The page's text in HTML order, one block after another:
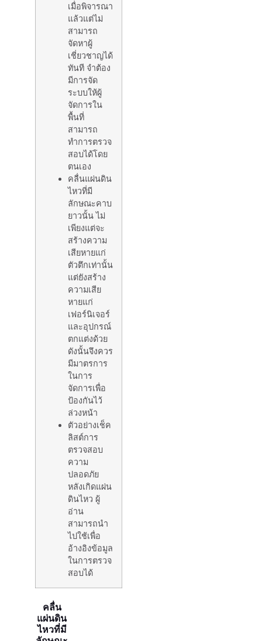
เมื่อพิจารณา
แล้วแต่ไม่
สามารถ
จัดหาผู้
เชี่ยวชาญได้
ทันที จำต้อง
มีการจัด
ระบบให้ผู้
จัดการใน
พื้นที่
สามารถ
ทำการตรวจ
สอบได้โดย
ตนเอง
คลื่นแผ่นดิน
ไหวที่มี
ลักษณะคาบ
ยาวนั้น ไม่
เพียงแต่จะ
สร้างความ
เสียหายแก่
ตัวตึกเท่านั้น
แต่ยังสร้าง
ความเสีย
หายแก่
เฟอร์นิเจอร์
และอุปกรณ์
ตกแต่งด้วย
ดังนั้นจึงควร
มีมาตรการ
ในการ
จัดการเพื่อ
ป้องกันไว้
ล่วงหน้า
ตัวอย่างเช็ค
ลิสต์การ
ตรวจสอบ
ความ
ปลอดภัย
หลังเกิดแผ่น
ดินไหว ผู้
อ่าน
สามารถนำ
ไปใช้เพื่อ
อ้างอิงข้อมูล
ในการตรวจ
สอบได้
คลื่น
แผ่นดิน
ไหวที่มี